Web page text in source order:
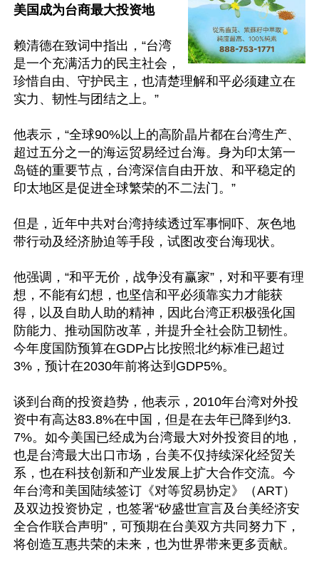
美国成为台商最大投资地
赖清德在致词中指出，“台湾
是一个充满活力的民主社会，
珍惜自由、守护民主，也清楚理解和平必须建立在
实力、韧性与团结之上。”
他表示，“全球90%以上的高阶晶片都在台湾生产、
超过五分之一的海运贸易经过台海。身为印太第一
岛链的重要节点，台湾深信自由开放、和平稳定的
印太地区是促进全球繁荣的不二法门。”
但是，近年中共对台湾持续透过军事恫吓、灰色地
带行动及经济胁迫等手段，试图改变台海现状。
他强调，“和平无价，战争没有赢家”，对和平要有理
想，不能有幻想，也坚信和平必须靠实力才能获
得，以及自助人助的精神，因此台湾正积极强化国
防能力、推动国防改革，并提升全社会防卫韧性。
今年度国防预算在GDP占比按照北约标准已超过
3%，预计在2030年前将达到GDP5%。
谈到台商的投资趋势，他表示，2010年台湾对外投
资中有高达83.8%在中国，但是在去年已降到约3.
7%。如今美国已经成为台湾最大对外投资目的地，
也是台湾最大出口市场，台美不仅持续深化经贸关
系，也在科技创新和产业发展上扩大合作交流。今
年台湾和美国陆续签订《对等贸易协定》（ART）
及双边投资协定，也签署“矽盛世宣言及台美经济安
全合作联合声明”，可预期在台美双方共同努力下，
将创造互惠共荣的未来，也为世界带来更多贡献。